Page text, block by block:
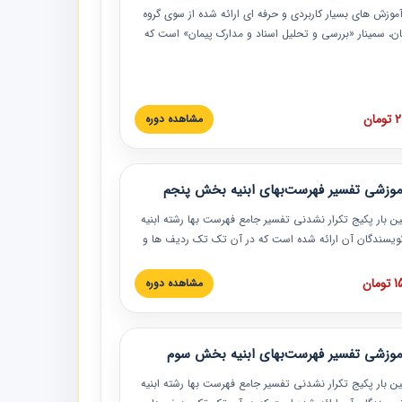
های بسیار کاربردی و حرفه‏ ای ارائه شده از سوی گروه
سمینار «بررسی و تحلیل اسناد و مدارک پیمان» است که
این خصوص ارائه شده است.
مشاهده دوره
تفسیر فهرست‌بهای ابنیه بخش پنجم
بار پکیج تکرار نشدنی تفسیر جامع فهرست بها رشته ابنیه
نویسندگان آن ارائه شده است که در آن تک تک ردیف ها و
و به همراه تصاویر عملیات اجرایی مرتبط با ردیف های
بها ارائه شده است. این دوره با کلام مهندس
مدیر پروژه مهندسی مشاور در امر بازنگری فهرست
حال فعالیت هستند حتما توصیه می کنیم از مطالب این
نمایند.
مشاهده دوره
تفسیر فهرست‌بهای ابنیه بخش سوم
بار پکیج تکرار نشدنی تفسیر جامع فهرست بها رشته ابنیه